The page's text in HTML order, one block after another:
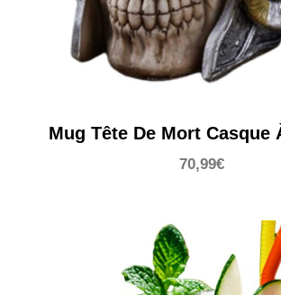
Mug Tête De Mort Casque
70,99€